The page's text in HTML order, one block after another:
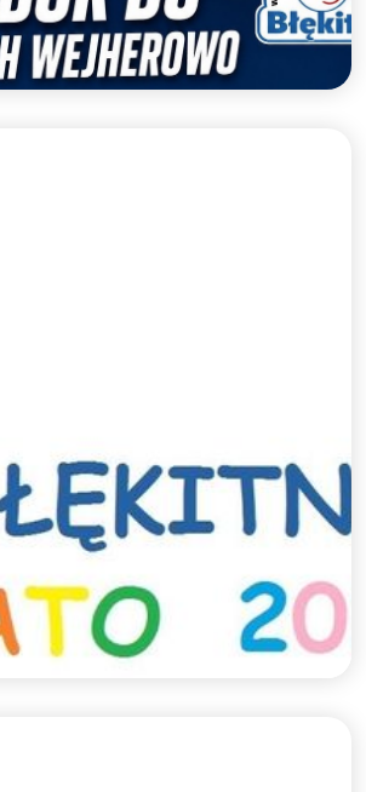
w WAPN Błękitni Wejherowo
- lato 2026
półkolonie z Błękitnymi.
dla uczestników mnóstwo
pod opieką
trenerów, a także wspólne